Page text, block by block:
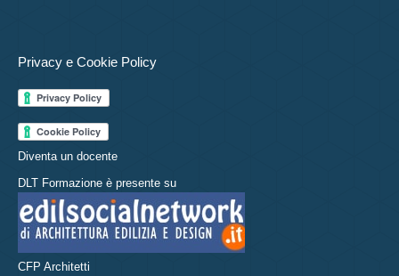
Privacy e Cookie Policy
Diventa un docente
DLT Formazione è presente su
CFP Architetti